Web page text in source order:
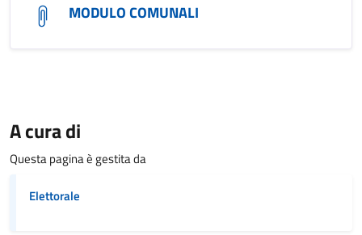
MODULO COMUNALI
A cura di
Questa pagina è gestita da
Elettorale